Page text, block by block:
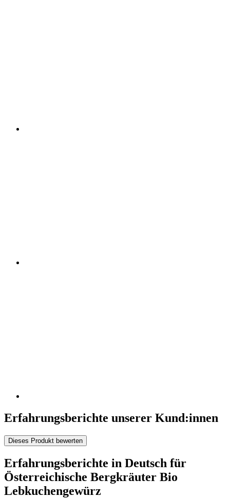
Erfahrungsberichte unserer Kund:innen
Dieses Produkt bewerten
Erfahrungsberichte in Deutsch für
Österreichische Bergkräuter Bio
Lebkuchengewürz